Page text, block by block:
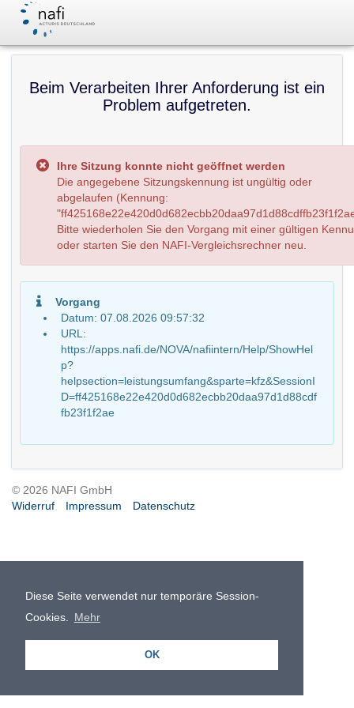
Diese Seite verwendet nur temporäre Session-
Cookies.
Mehr
OK
Beim Verarbeiten Ihrer Anforderung ist ein
Problem aufgetreten.
Ihre Sitzung konnte nicht geöffnet werden
Die angegebene Sitzungskennung ist ungültig oder
abgelaufen (Kennung:
Bitte wiederholen Sie den Vorgang mit einer gültigen
oder starten Sie den NAFI-Vergleichsrechner neu.
Vorgang
Datum: 07.08.2026 09:57:32
URL:
https://apps.nafi.de/NOVA/nafiintern/Help/ShowHel
p?
helpsection=leistungsumfang&sparte=kfz&SessionI
D=ff425168e22e420d0d682ecbb20daa97d1d88cdf
fb23f1f2ae
© 2026 NAFI GmbH
Widerruf
Impressum Datenschutz